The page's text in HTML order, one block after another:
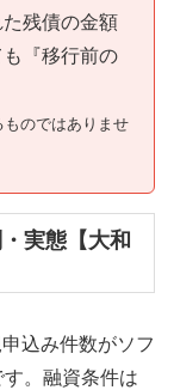
残債の金額
『移行前の
のではありませ
実態【大和
込み件数がソフ
す。融資条件は